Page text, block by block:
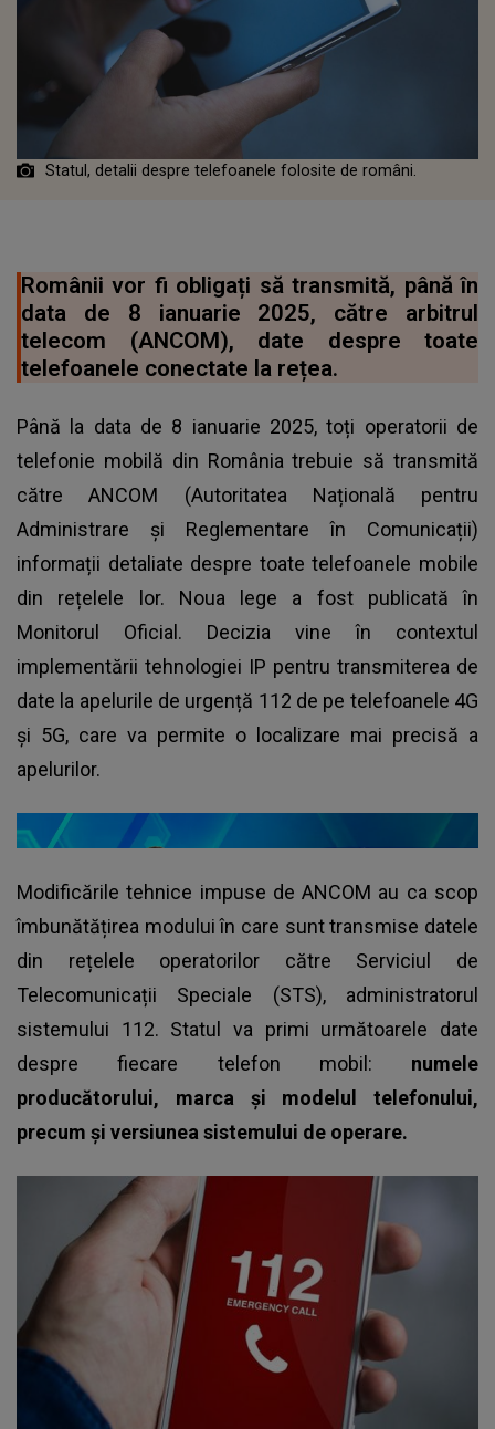
Statul, detalii despre telefoanele folosite de români.
Românii vor fi obligați să transmită, până în
data de 8 ianuarie 2025, către arbitrul
telecom (ANCOM), date despre toate
telefoanele conectate la rețea.
Până la data de 8 ianuarie 2025, toți operatorii de
telefonie mobilă din România trebuie să transmită
către ANCOM (Autoritatea Națională pentru
Administrare și Reglementare în Comunicații)
informații detaliate despre toate telefoanele mobile
din rețelele lor. Noua lege a fost publicată în
Monitorul Oficial. Decizia vine în contextul
implementării tehnologiei IP pentru transmiterea de
date la apelurile de urgență 112 de pe telefoanele 4G
și 5G, care va permite o localizare mai precisă a
apelurilor.
Modificările tehnice impuse de ANCOM au ca scop
îmbunătățirea modului în care sunt transmise datele
din rețelele operatorilor către Serviciul de
Telecomunicații Speciale (STS), administratorul
sistemului 112. Statul va primi următoarele date
despre fiecare telefon mobil: numele
producătorului, marca și modelul telefonului,
precum și versiunea sistemului de operare.